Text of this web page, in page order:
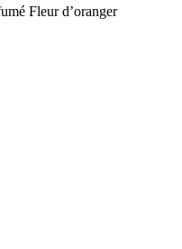
Fleur d’oranger